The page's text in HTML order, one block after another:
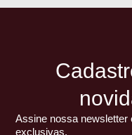
Assine nossa newsletter
exclusivas.